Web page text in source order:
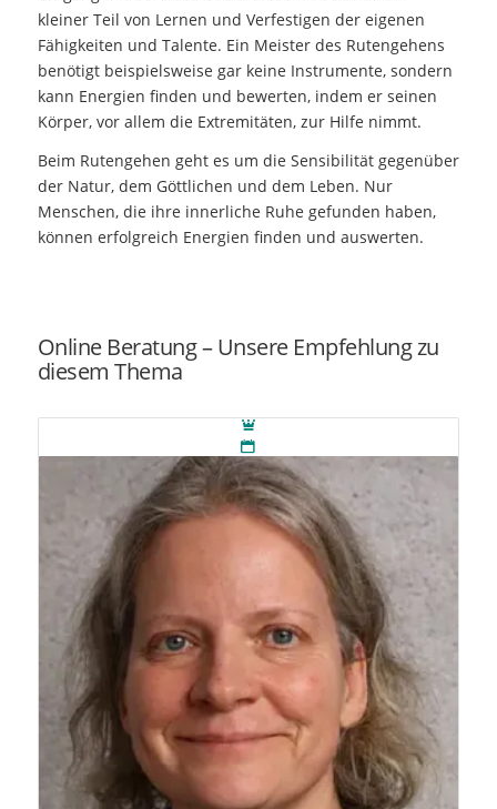
kleiner Teil von Lernen und Verfestigen der eigenen
Fähigkeiten und Talente. Ein Meister des Rutengehens
benötigt beispielsweise gar keine Instrumente, sondern
kann Energien finden und bewerten, indem er seinen
Körper, vor allem die Extremitäten, zur Hilfe nimmt.
Beim Rutengehen geht es um die Sensibilität gegenüber
der Natur, dem Göttlichen und dem Leben. Nur
Menschen, die ihre innerliche Ruhe gefunden haben,
können erfolgreich Energien finden und auswerten.
Online Beratung – Unsere Empfehlung zu
diesem Thema